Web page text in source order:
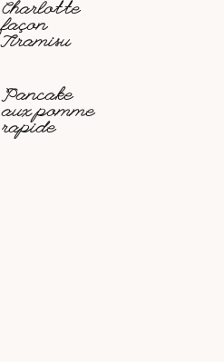
Charlotte
façon
Tiramisu
Pancake
aux pomme
rapide